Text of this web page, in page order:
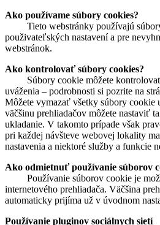
Ako používame súbory cookies?
Tieto webstránky používajú
použivateľských nastavení a pre
webstránok.
Ako kontrolovať súbory cookies?
Súbory cookie môžete kontrolovať
uváženia – podrobnosti si pozrite na
Môžete vymazať všetky súbory cookie
väčšinu prehliadačov môžete nastaviť
ukladanie. V takomto prípade však
pri každej návšteve webovej lokality
nastavenia a niektoré služby a funkcie
Ako odmietnuť používanie súborov
Používanie súborov cookie je
internetového prehliadača. Väčšina
automaticky prijíma už v úvodnom
Používanie pluginov sociálnych sietí